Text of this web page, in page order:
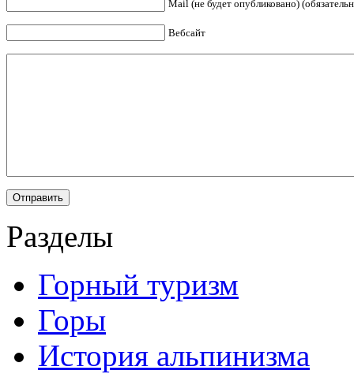
Mail (не будет опубликовано)
Вебсайт
Разделы
Горный туризм
Горы
История альпинизма